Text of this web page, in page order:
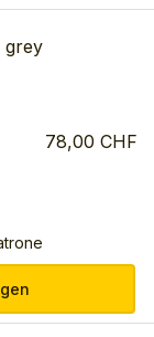
grey
78,00 CHF